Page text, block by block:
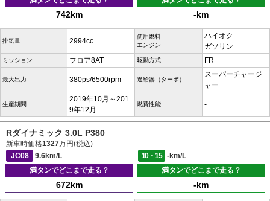
742km -km
排気量 2994cc
使用燃料
エンジン
ハイオク
ガソリン
ミッション フロア8AT 駆動方式 FR
最大出力 380ps/6500rpm 過給器（ターボ）
スーパーチャージ
ャー
生産期間
2019年10月～201
9年12月
燃費性能 -
Rダイナミック 3.0L P380
新車時価格1327万円(税込)
JC08
9.6km/L 10・15
-km/L
満タンでどこまで走る？
672km
満タンでどこまで走る？
-km